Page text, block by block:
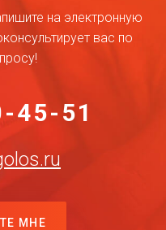
на электронную
вас по
45-51
МНЕ